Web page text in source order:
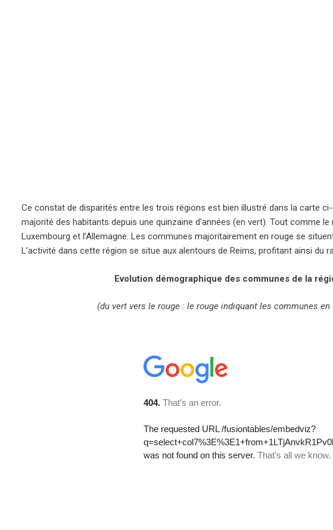
Ce constat de disparités entre les trois régions est bien illustré dans la carte
majorité des habitants depuis une quinzaine d’années (en vert). Tout comme
Luxembourg et l’Allemagne. Les communes majoritairement en rouge se
L’activité dans cette région se situe aux alentours de Reims, profitant ainsi du
Evolution démographique des communes de la
(du vert vers le rouge : le rouge indiquant les communes